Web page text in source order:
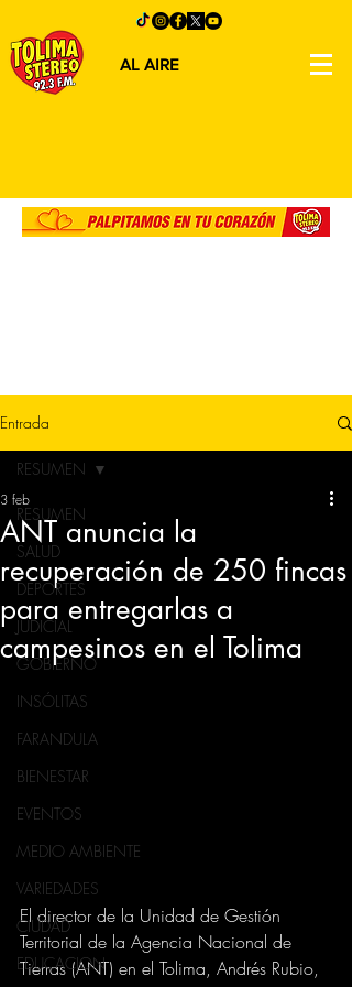
AL AIRE
Entrada
RESUMEN
SALUD
DEPORTES
JUDICIAL
GOBIERNO
INSÓLITAS
FARANDULA
BIENESTAR
EVENTOS
MEDIO AMBIENTE
VARIEDADES
CIUDAD
EDUCACION
RESUMEN
ANT anuncia la
recuperación de 250 fincas
para entregarlas a
campesinos en el Tolima
3 feb
El director de la Unidad de Gestión
Territorial de la Agencia Nacional de
Tierras (ANT) en el Tolima, Andrés Rubio,